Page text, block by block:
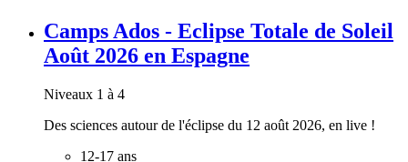
Camps Ados - Eclipse Totale de Soleil
Août 2026 en Espagne
Niveaux 1 à 4
Des sciences autour de l'éclipse du 12 août 2026, en live !
12-17 ans